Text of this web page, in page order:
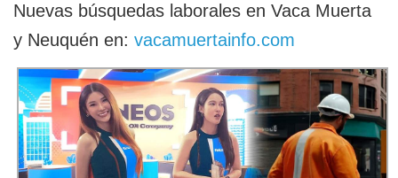
Nuevas búsquedas laborales en Vaca Muerta
y Neuquén en: vacamuertainfo.com